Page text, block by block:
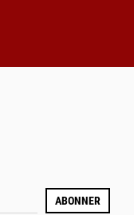
ABONNER